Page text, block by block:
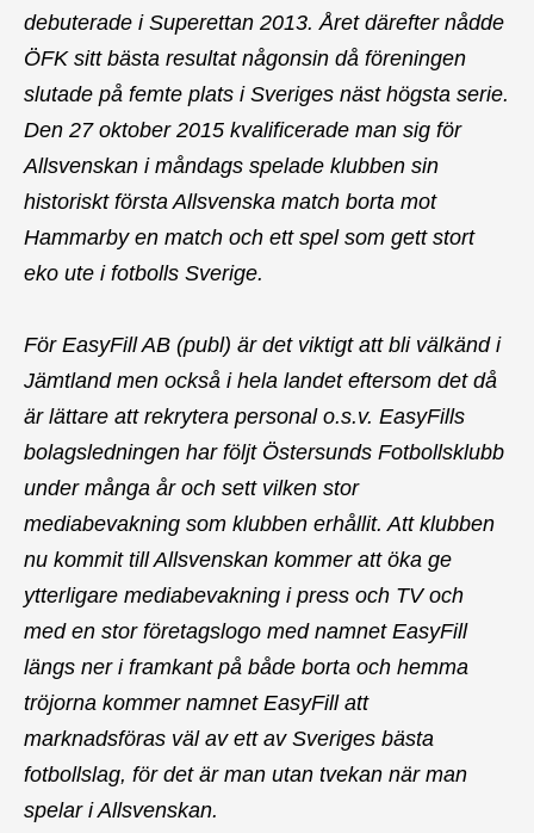
debuterade i Superettan 2013. Året därefter nådde
ÖFK sitt bästa resultat någonsin då föreningen
slutade på femte plats i Sveriges näst högsta serie.
Den 27 oktober 2015 kvalificerade man sig för
Allsvenskan i måndags spelade klubben sin
historiskt första Allsvenska match borta mot
Hammarby en match och ett spel som gett stort
eko ute i fotbolls Sverige.
För EasyFill AB (publ) är det viktigt att bli välkänd i
Jämtland men också i hela landet eftersom det då
är lättare att rekrytera personal o.s.v. EasyFills
bolagsledningen har följt Östersunds Fotbollsklubb
under många år och sett vilken stor
mediabevakning som klubben erhållit. Att klubben
nu kommit till Allsvenskan kommer att öka ge
ytterligare mediabevakning i press och TV och
med en stor företagslogo med namnet EasyFill
längs ner i framkant på både borta och hemma
tröjorna kommer namnet EasyFill att
marknadsföras väl av ett av Sveriges bästa
fotbollslag, för det är man utan tvekan när man
spelar i Allsvenskan.